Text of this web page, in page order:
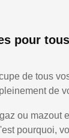
pour
de tous
de
ou mazout
pourquoi,